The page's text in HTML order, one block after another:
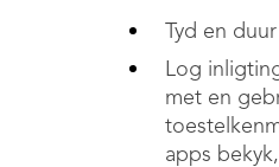
Tyd en
Log
met en
apps